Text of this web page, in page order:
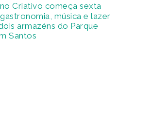
Criativo começa sexta
música e lazer
armazéns do Parque
Santos